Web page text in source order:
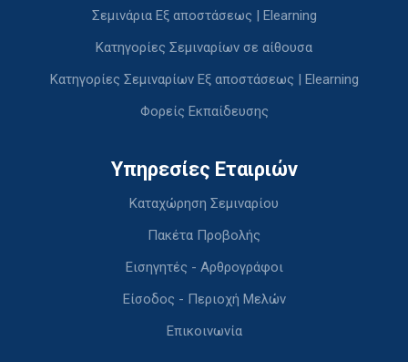
Σεμινάρια Εξ αποστάσεως | Elearning
Κατηγορίες Σεμιναρίων σε αίθουσα
Κατηγορίες Σεμιναρίων Εξ αποστάσεως | Elearning
Φορείς Εκπαίδευσης
Υπηρεσίες Εταιριών
Καταχώρηση Σεμιναρίου
Πακέτα Προβολής
Εισηγητές - Αρθρογράφοι
Είσοδος - Περιοχή Μελών
Επικοινωνία